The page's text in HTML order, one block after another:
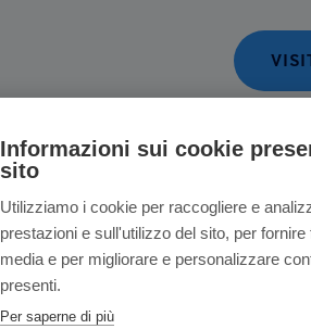
Informazioni sui cookie
sito
Utilizziamo i cookie per raccogliere e
prestazioni e sull'utilizzo del sito, per
media e per migliorare e personalizzare
presenti.
Per saperne di più